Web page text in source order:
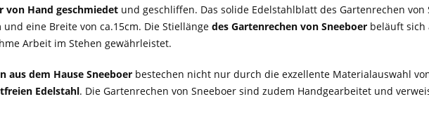
von Hand geschmiedet und geschliffen. Das solide Edelstahlblatt des Gartenrechen von
und eine Breite von ca.15cm. Die Stiellänge des Gartenrechen von Sneeboer beläuft sich
Arbeit im Stehen gewährleistet.
aus dem Hause Sneeboer bestechen nicht nur durch die exzellente Materialauswahl
Edelstahl. Die Gartenrechen von Sneeboer sind zudem Handgearbeitet und